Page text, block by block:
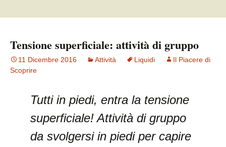
Tensione superficiale: attività di gruppo
11 Dicembre 2016 Attività Liquidi
Il Piacere di
Scoprire
Tutti in piedi, entra la tensione
superficiale! Attività di gruppo
da svolgersi in piedi per capire